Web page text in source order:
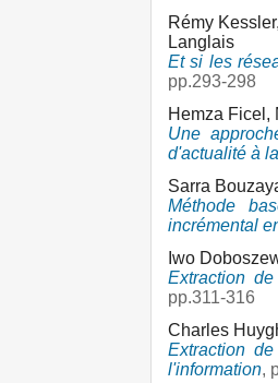
Rémy
Langlais
Et si les
pp.293-298
Hemza Ficel,
Une
d'actualité à
Sarra
Méthode
incrémental
Iwo
Extraction
pp.311-316
Charles
Extraction
l'information,